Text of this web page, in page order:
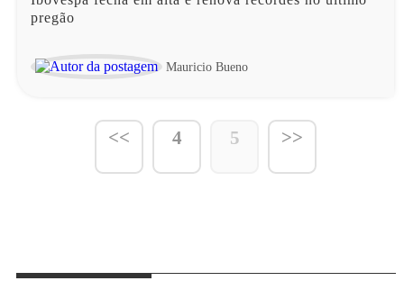
pregão
Mauricio Bueno
<< 4 5 >>